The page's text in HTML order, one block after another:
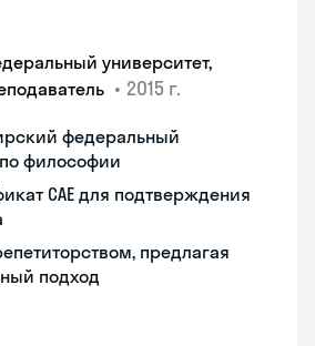
университет,
• 2015 г.
федеральный
философии
CAE для подтверждения
предлагая
подход